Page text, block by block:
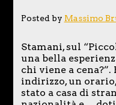
Posted by Massimo
Stamani, sul
una bella
chi viene a
indirizzo, un
stato a casa di